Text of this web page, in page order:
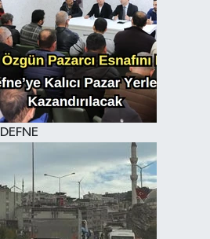
DEFNE